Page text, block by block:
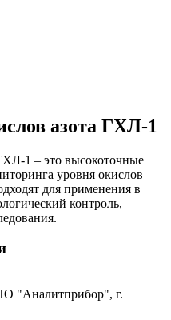
азота ГХЛ-1
1 – это высокоточные
уровня окислов
для применения в
контроль,
"Аналитприбор", г.